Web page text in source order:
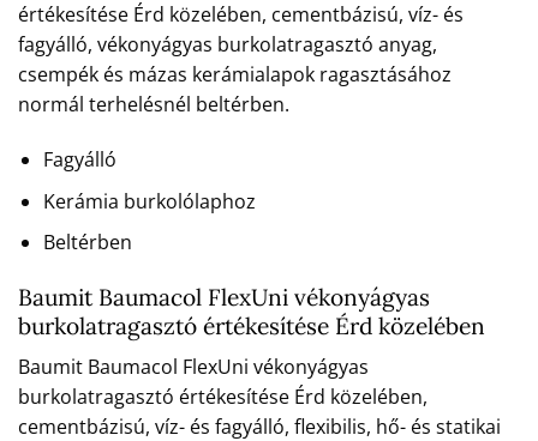
értékesítése Érd közelében, cementbázisú, víz- és
fagyálló, vékonyágyas burkolatragasztó anyag,
csempék és mázas kerámialapok ragasztásához
normál terhelésnél beltérben.
Fagyálló
Kerámia burkolólaphoz
Beltérben
Baumit Baumacol FlexUni vékonyágyas
burkolatragasztó értékesítése Érd közelében
Baumit Baumacol FlexUni vékonyágyas
burkolatragasztó értékesítése Érd közelében,
cementbázisú, víz- és fagyálló, flexibilis, hő- és statikai